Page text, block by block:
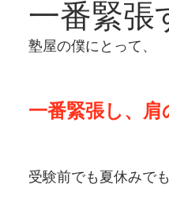
一番緊張
塾屋の僕にとって、
一番緊張し、肩
受験前でも夏休みで